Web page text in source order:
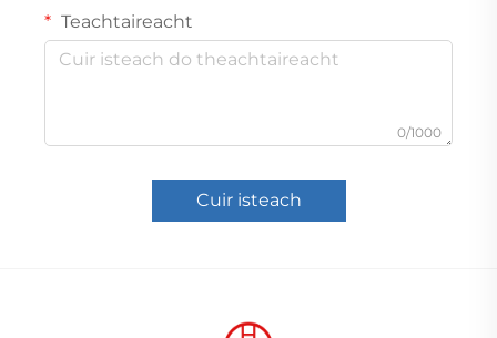
Teachtaireacht
0/1000
Cuir isteach